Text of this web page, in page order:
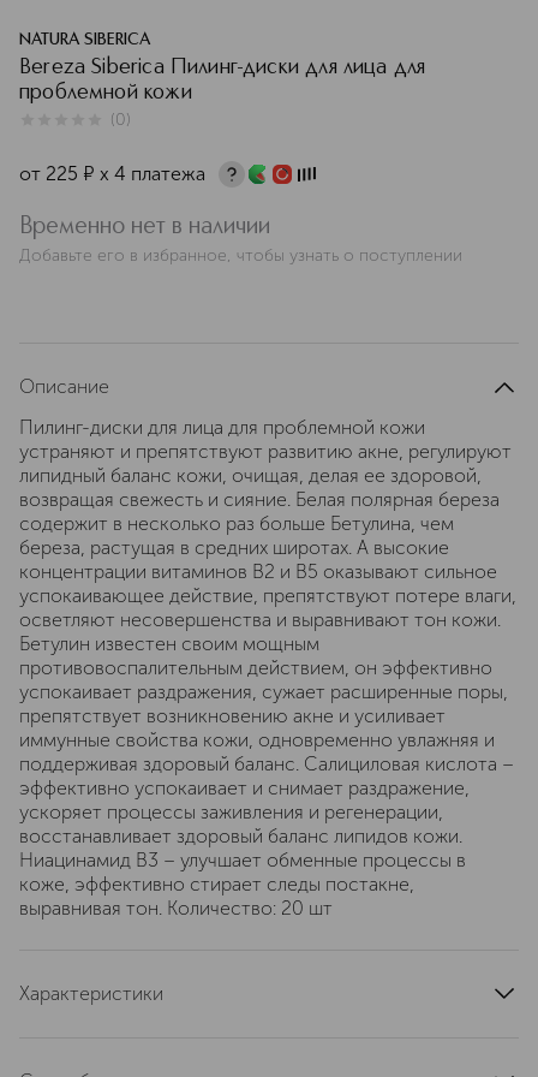
NATURA SIBERICA
Bereza Siberica Пилинг-диски для лица для
проблемной кожи
(0)
от 225 ¤ х 4 платежа
Временно нет в наличии
Добавьте его в избранное, чтобы узнать о поступлении
Описание
Пилинг-диски для лица для проблемной кожи
устраняют и препятствуют развитию акне, регулируют
липидный баланс кожи, очищая, делая ее здоровой,
возвращая свежесть и сияние. Белая полярная береза
содержит в несколько раз больше Бетулина, чем
береза, растущая в средних широтах. А высокие
концентрации витаминов B2 и B5 оказывают сильное
успокаивающее действие, препятствуют потере влаги,
осветляют несовершенства и выравнивают тон кожи.
Бетулин известен своим мощным
противовоспалительным действием, он эффективно
успокаивает раздражения, сужает расширенные поры,
препятствует возникновению акне и усиливает
иммунные свойства кожи, одновременно увлажняя и
поддерживая здоровый баланс. Салициловая кислота –
эффективно успокаивает и снимает раздражение,
ускоряет процессы заживления и регенерации,
восстанавливает здоровый баланс липидов кожи.
Ниацинамид В3 – улучшает обменные процессы в
коже, эффективно стирает следы постакне,
выравнивая тон. Количество: 20 шт
Характеристики